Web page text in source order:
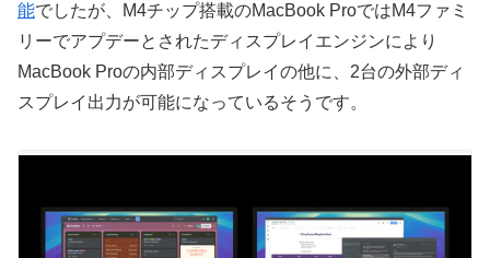
能でしたが、M4チップ搭載のMacBook ProではM4ファミ
リーでアプデーとされたディスプレイエンジンにより
MacBook Proの内部ディスプレイの他に、2台の外部ディ
スプレイ出力が可能になっているそうです。